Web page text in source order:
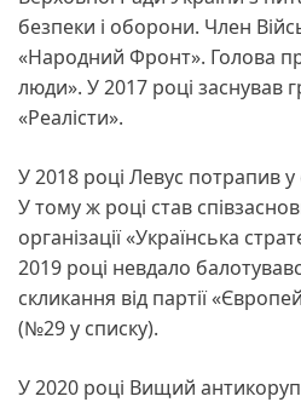
безпеки і оборони. Член
«Народний Фронт». Голова
люди». У 2017 році заснував
«Реалісти».
У 2018 році Левус потрапив
У тому ж році став
організації «Українська
2019 році невдало
скликання від партії
(№29 у списку).
У 2020 році Вищий